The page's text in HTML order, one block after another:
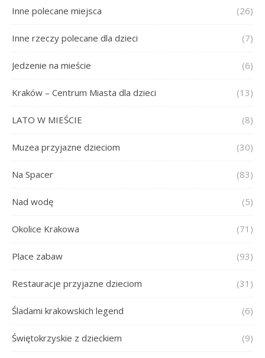
Inne polecane miejsca (26)
Inne rzeczy polecane dla dzieci (7)
Jedzenie na mieście (6)
Kraków – Centrum Miasta dla dzieci (13)
LATO W MIEŚCIE (8)
Muzea przyjazne dzieciom (30)
Na Spacer (83)
Nad wodę (5)
Okolice Krakowa (71)
Place zabaw (93)
Restauracje przyjazne dzieciom (31)
Śladami krakowskich legend (6)
Świętokrzyskie z dzieckiem (9)